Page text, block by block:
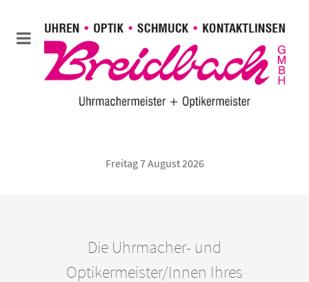
Freitag 7 August 2026
Die Uhrmacher- und
Optikermeister/Innen Ihres